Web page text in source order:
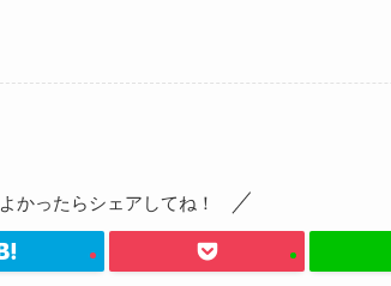
よかったらシェアしてね！